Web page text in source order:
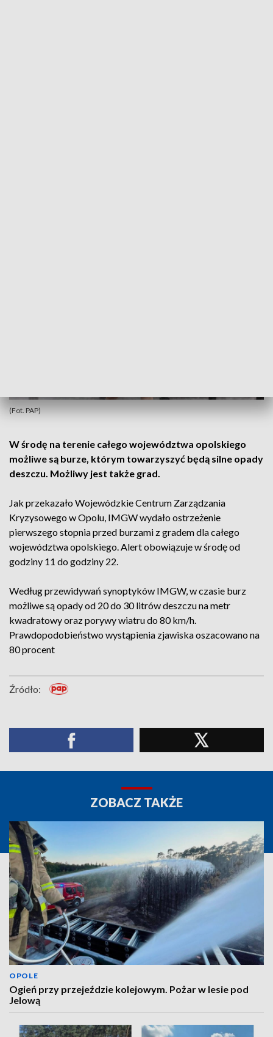
(Fot. PAP)
W środę na terenie całego województwa opolskiego
możliwe są burze, którym towarzyszyć będą silne opady
deszczu. Możliwy jest także grad.
Jak przekazało Wojewódzkie Centrum Zarządzania
Kryzysowego w Opolu, IMGW wydało ostrzeżenie
pierwszego stopnia przed burzami z gradem dla całego
województwa opolskiego. Alert obowiązuje w środę od
godziny 11 do godziny 22.
Według przewidywań synoptyków IMGW, w czasie burz
możliwe są opady od 20 do 30 litrów deszczu na metr
kwadratowy oraz porywy wiatru do 80 km/h.
Prawdopodobieństwo wystąpienia zjawiska oszacowano na
80 procent
Źródło:
ZOBACZ TAKŻE
OPOLE
Ogień przy przejeździe kolejowym. Pożar w lesie pod
Jelową